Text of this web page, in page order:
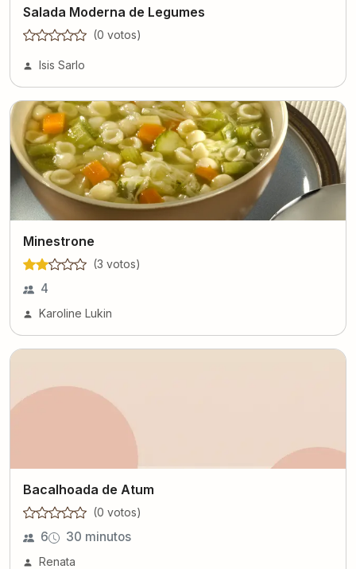
Salada Moderna de Legumes
(0 votos)
Isis Sarlo
Minestrone
(3 votos)
4
Karoline Lukin
Bacalhoada de Atum
(0 votos)
6 30 minutos
Renata